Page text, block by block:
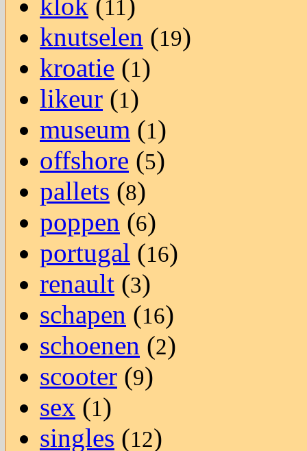
11
knutselen (19)
kroatie (1)
likeur (1)
museum (1)
offshore (5)
pallets (8)
poppen (6)
portugal (16)
renault (3)
schapen (16)
schoenen (2)
scooter (9)
sex (1)
singles (12)